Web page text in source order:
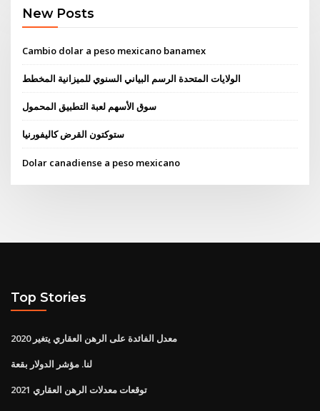
New Posts
Cambio dolar a peso mexicano banamex
الولايات المتحدة الرسم البياني السنوي للميزانية المخطط
سوق الأسهم لعبة التطبيق المحمول
ستوكتون القرض كاليفورنيا
Dolar canadiense a peso mexicano
Top Stories
معدل الفائدة على الرهن العقاري يتغير 2020
لنا. مؤشر الدولار بقعة
توقعات معدلات الرهن العقاري 2021